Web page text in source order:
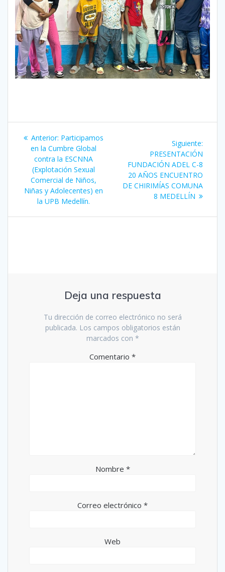
Navegación
entradas
Anterior: Entrada
anterior:
Participamos
en la Cumbre Global
contra la ESCNNA
(Explotación Sexual
Comercial de Niños,
Niñas y Adolecentes) en
la UPB Medellín.
Siguiente:
PRESENTACIÓN
FUNDACIÓN ADEL C-8
20 AÑOS ENCUENTRO
DE CHIRIMÍAS COMUNA
8 MEDELLÍN
Deja una respuesta
Tu dirección de correo electrónico no será
publicada. Los campos obligatorios están
marcados con *
Comentario *
Nombre *
Correo electrónico *
Web